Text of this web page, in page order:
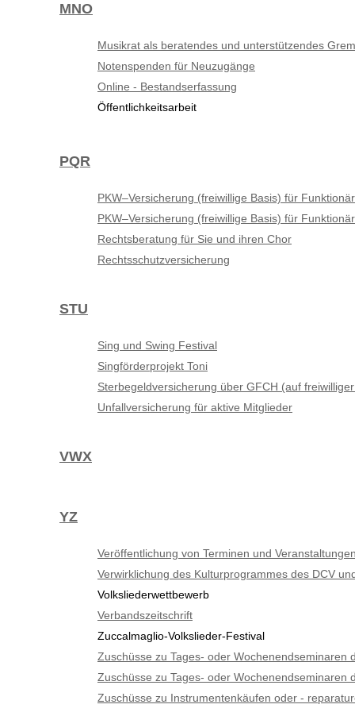
MNO
Musikrat als beratendes und unterstützendes
Notenspenden für Neuzugänge
Online - Bestandserfassung
Öffentlichkeitsarbeit
PQR
PKW–Versicherung (freiwillige Basis) für
PKW–Versicherung (freiwillige Basis) für
Rechtsberatung für Sie und ihren Chor
Rechtsschutzversicherung
STU
Sing und Swing Festival
Singförderprojekt Toni
Sterbegeldversicherung über GFCH (auf
Unfallversicherung für aktive Mitglieder
VWX
YZ
Veröffentlichung von Terminen und
Verwirklichung des Kulturprogrammes des DCV
Volksliederwettbewerb
Verbandszeitschrift
Zuccalmaglio-Volkslieder-Festival
Zuschüsse zu Tages- oder Wochenendseminaren
Zuschüsse zu Tages- oder Wochenendseminaren
Zuschüsse zu Instrumentenkäufen oder -